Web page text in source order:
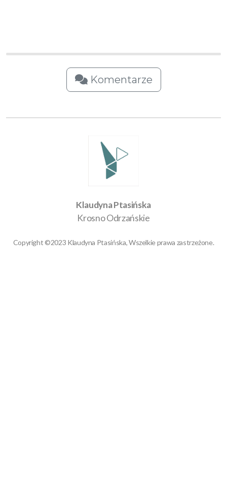
Komentarze
Klaudyna Ptasińska
Krosno Odrzańskie
Copyright ©2023 Klaudyna Ptasińska, Wszelkie prawa zastrzeżone.